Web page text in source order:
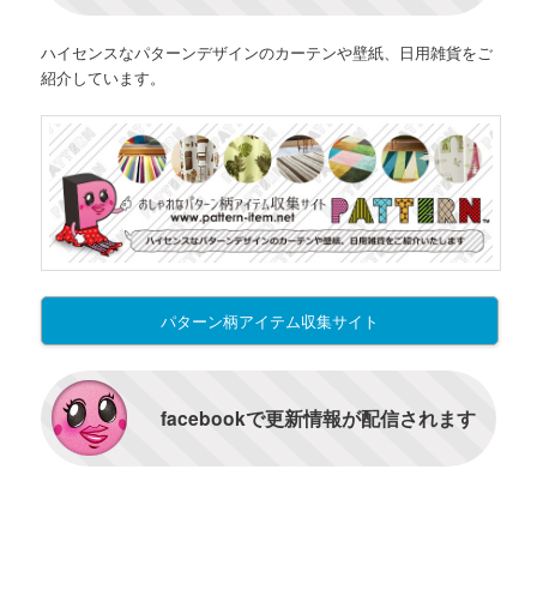
ハイセンスなパターンデザインのカーテンや壁紙、日用雑貨をご
紹介しています。
パターン柄アイテム収集サイト
facebookで更新情報が配信されます